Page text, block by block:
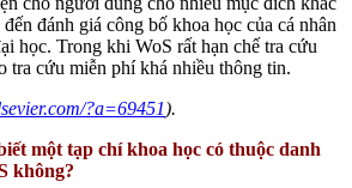
đánh giá công bố khoa học của cá nhân
học. Trong khi WoS rất hạn chế tra cứu
tra cứu miễn phí khá nhiều thông tin.
?a=69451).
một tạp chí khoa học có thuộc danh
không?